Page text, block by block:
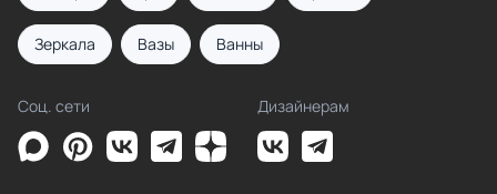
Зеркала Вазы Ванны
Соц. сети Дизайнерам